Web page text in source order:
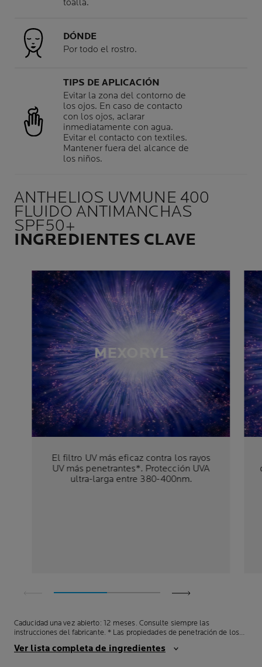
toalla.
DÓNDE
Por todo el rostro.
TIPS DE APLICACIÓN
Evitar la zona del contorno de
los ojos. En caso de contacto
con los ojos, aclarar
inmediatamente con agua.
Evitar el contacto con textiles.
Mantener fuera del alcance de
los niños.
ANTHELIOS UVMUNE 400
FLUIDO ANTIMANCHAS
SPF50+
INGREDIENTES CLAVE
MEXORYL
El filtro UV más eficaz contra los rayos
UV más penetrantes*. Protección UVA
ultra-larga entre 380-400nm.
Caducidad una vez abierto: 12 meses. Consulte siempre las
instrucciones del fabricante. * Las propiedades de penetración de los
más penetrantes corresponden al final del espectro UVA [380-400nm]
Ver lista completa de ingredientes